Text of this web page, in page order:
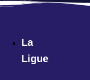
Aller
La
Ligue